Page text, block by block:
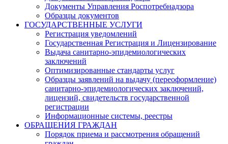
Документы Управления Роспотребнадзора
Образцы документов
ГОСУДАРСТВЕННЫЕ УСЛУГИ
Регистрация уведомлений
Государственная Регистрация и Лицензирование
Выдача санитарно-эпидемиологических
заключений
Оптимизированные стандарты услуг
Образцы заявлений на выдачу (переоформление)
санитарно-эпидемиологических заключений,
лицензий, свидетельств государственной
регистрации
Информационные системы, реестры
ОБРАЩЕНИЯ ГРАЖДАН
Порядок приема и рассмотрения обращений